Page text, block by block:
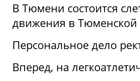
В Тюмени состоится
движения в Тюменской
Персональное дело
Вперед, на